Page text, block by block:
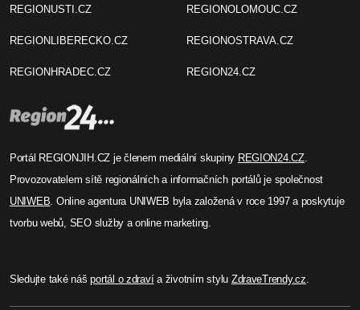
REGIONUSTI.CZ
REGIONLIBERECKO.CZ
REGIONHRADEC.CZ
REGIONOLOMOUC.CZ
REGIONOSTRAVA.CZ
REGION24.CZ
Portál REGIONJIH.CZ je členem mediální skupiny REGION24.CZ.
Provozovatelem sítě regionálních a informačních portálů je společnost
UNIWEB . Online agentura UNIWEB byla založená v roce 1997 a poskytuje
tvorbu webů, SEO služby a online marketing.
Sledujte také nášportál o zdravía životním stylu ZdraveTrendy.cz